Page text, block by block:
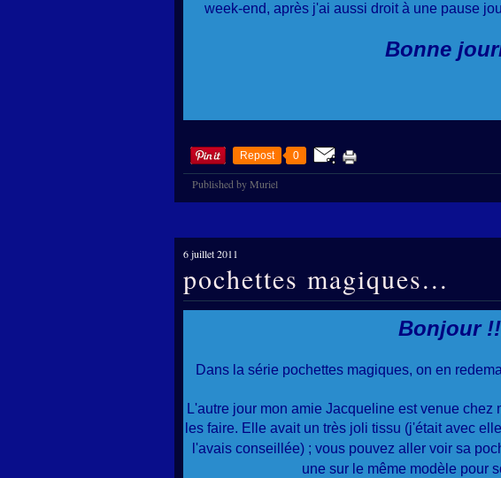
week-end, après j'ai aussi droit à une pause
Bonne
Repost 0
Published by Muriel
6 juillet 2011
pochettes magiques...
Bonjour
Dans la série pochettes magiques, on en
L'autre jour mon amie Jacqueline est venue chez
les faire. Elle avait un très joli tissu (j'était avec
l'avais conseillée) ; vous pouvez aller voir sa
une sur le même modèle pour